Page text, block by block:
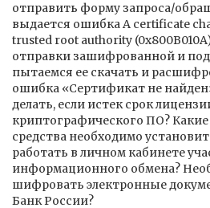
отправить форму запроса/
выдается ошибка A certificate
trusted root authority
отправки зашифрованной и
пытаемся ее скачать и
ошибка «Сертификат не
делать, если истек срок
криптографического ПО?
средства необходимо
работать в личном кабинете
информационного обмена?
шифровать электронные
Банк России?